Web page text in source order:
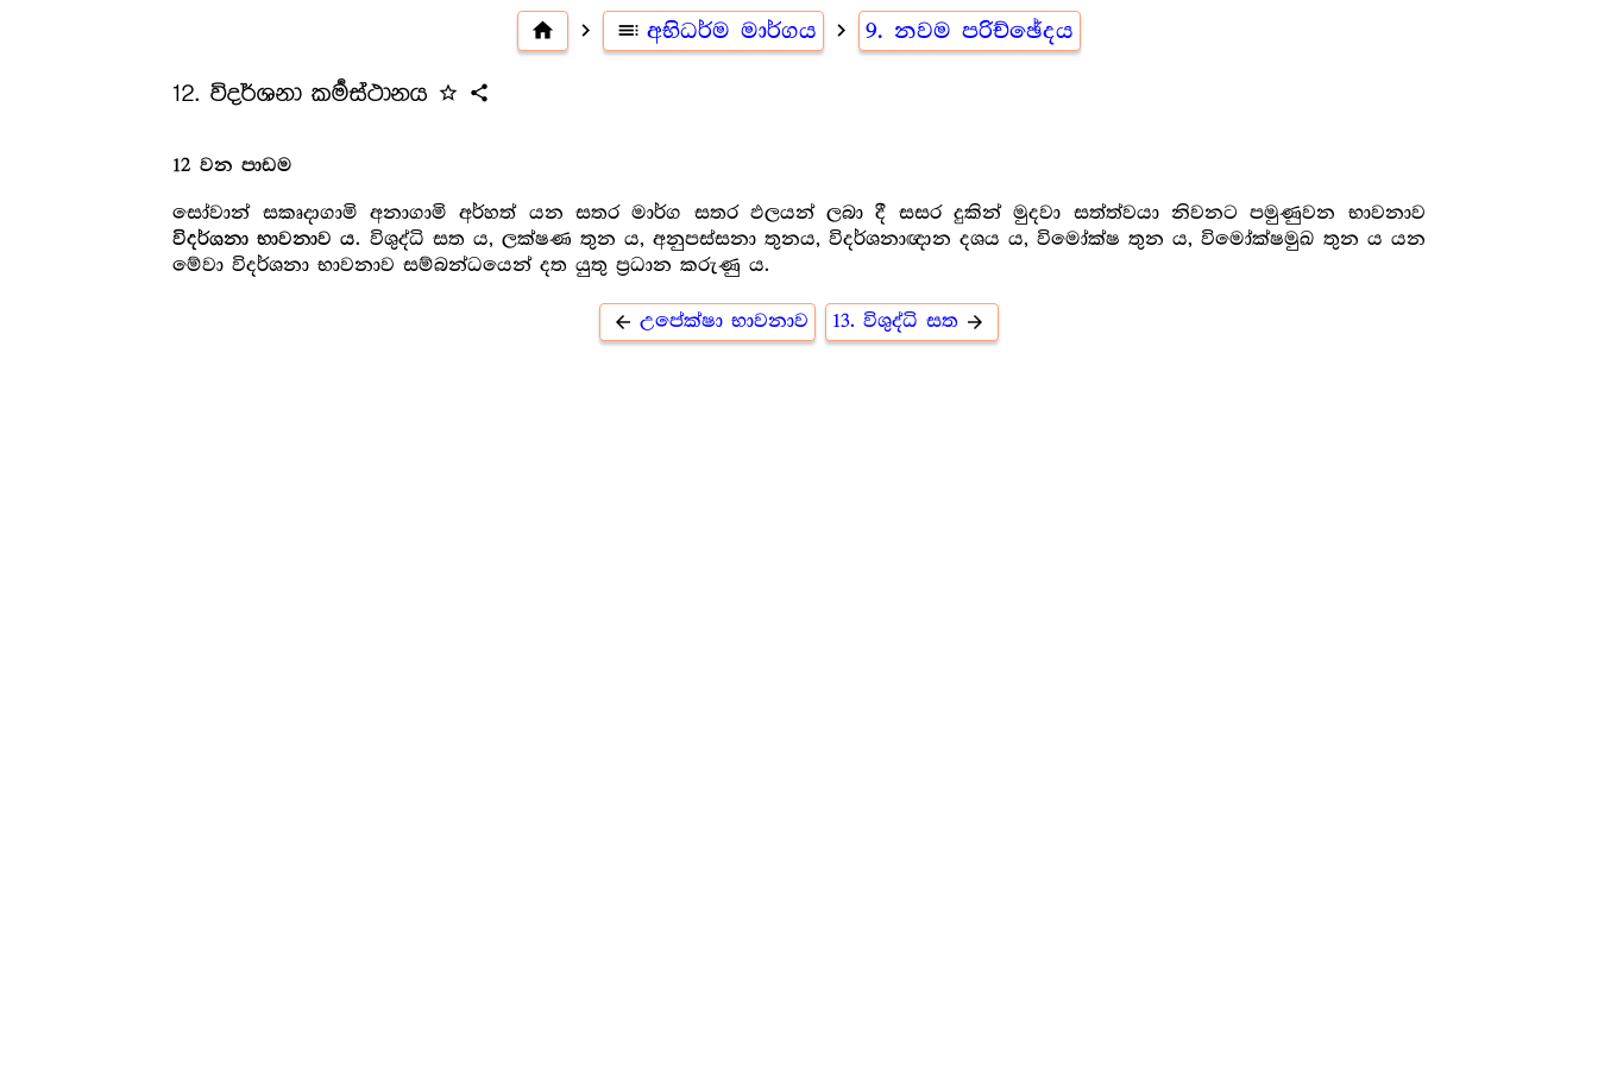
home navigate_next toc අභිධර්ම මාර්ගය navigate_next 9. නවම පරිච්ඡේදය
12. විදර්ශනා කර්‍මස්ථානය star_outline share
12 වන පාඩම
සෝවාන් සකෘදාගාමි අනාගාමි අර්හත් යන සතර මාර්ග සතර ඵලයන් ලබා දී සසර දුකින් මුදවා සත්ත්වයා නිවනට පමුණුවන භාවනාව
විදර්ශනා භාවනාව ය. විශුද්ධි සත ය, ලක්ෂණ තුන ය, අනුපස්සනා තුනය, විදර්ශනාඥාන දශය ය, විමෝක්ෂ තුන ය, විමෝක්ෂමුඛ තුන ය යන
මේවා විදර්ශනා භාවනාව සම්බන්ධයෙන් දත යුතු ප්‍ර‍ධාන කරුණු ය.
arrow_back උපේක්ෂා භාවනාව 13. විශුද්ධි සත arrow_forward